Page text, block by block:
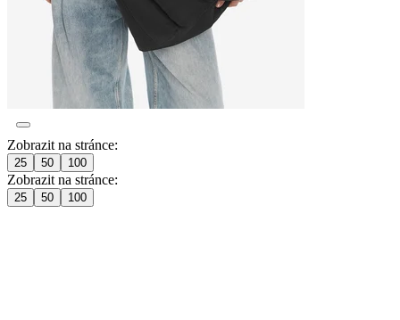
Zobrazit na stránce:
25 50 100
Zobrazit na stránce:
25 50 100